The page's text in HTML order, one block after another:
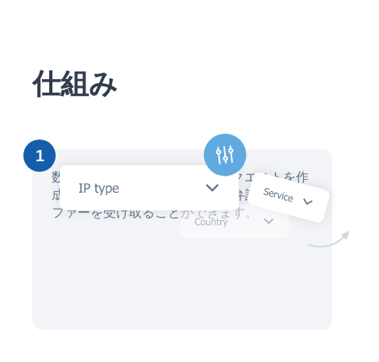
仕組み
1
数分以内にAIアシスタントでリクエストを作
成し、数十人の地元の知的財産弁護士からオ
ファーを受け取ることができます。